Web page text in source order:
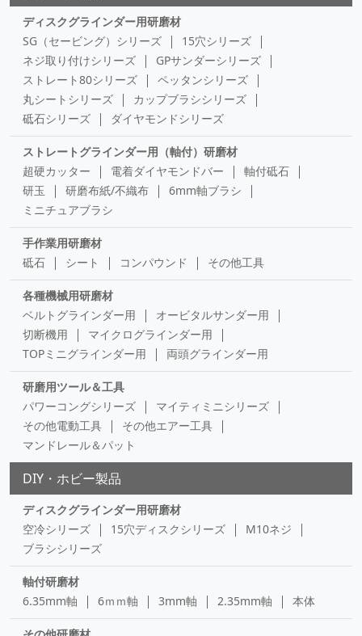
ディスクグラインダー用研磨材
SG（セービング）シリーズ
15穴シリーズ
ネジ取り付けシリーズ
GPサンダーシリーズ
ストレート80シリーズ
ペッタンシリーズ
丸シートシリーズ
カップブラシシリーズ
砥石シリーズ
ダイヤモンドシリーズ
ストレートグラインダー用（軸付）研磨材
超硬カッター
電着ダイヤモンドバー
軸付砥石
研玉
研磨布紙/不織布
6mm軸ブラシ
ミニチュアブラシ
手作業用研磨材
砥石
シート コンパウンド その他工具
各種機械用研磨材
ベルトグラインダー用
オービタルサンダー用
切断機用
マイクログラインダー用
TOPミニグラインダー用
両頭グラインダー用
研磨用ツール＆工具
パワーコングシリーズ
マイティミニシリーズ
その他電動工具
その他エアー工具
マンドレール＆パット
DIY・ホビー製品
ディスクグラインダー用研磨材
空冷シリーズ
15穴ディスクシリーズ
M10ネジ
ブラシシリーズ
軸付研磨材
6.35mm軸
6ｍｍ軸 3mm軸 2.35mm軸 本体